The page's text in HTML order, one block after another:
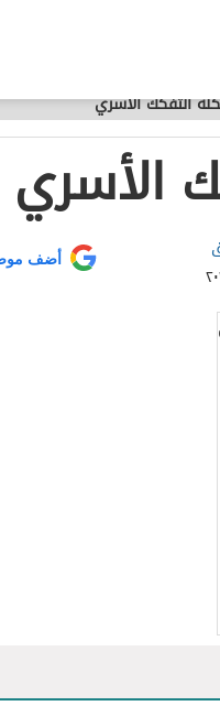
التفكك الأسري
الأسري
أضف